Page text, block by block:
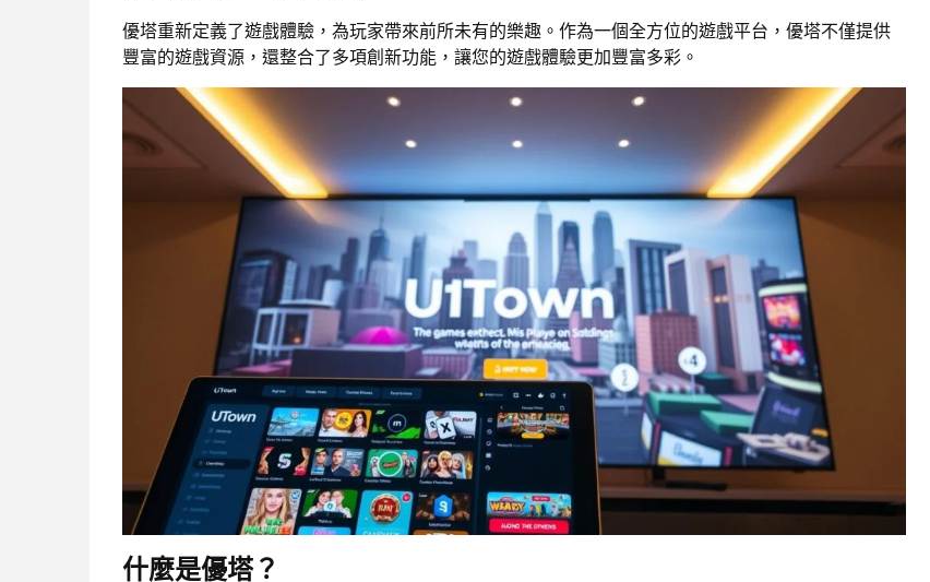
優塔重新定義了遊戲體驗，為玩家帶來前所未有的樂趣。作為一個全方位的遊戲平台，優塔不僅提供
豐富的遊戲資源，還整合了多項創新功能，讓您的遊戲體驗更加豐富多彩。
什麼是優塔？